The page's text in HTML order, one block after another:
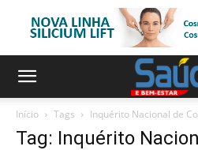
Início Tags Inquérito Nacional de
Tag: Inquérito